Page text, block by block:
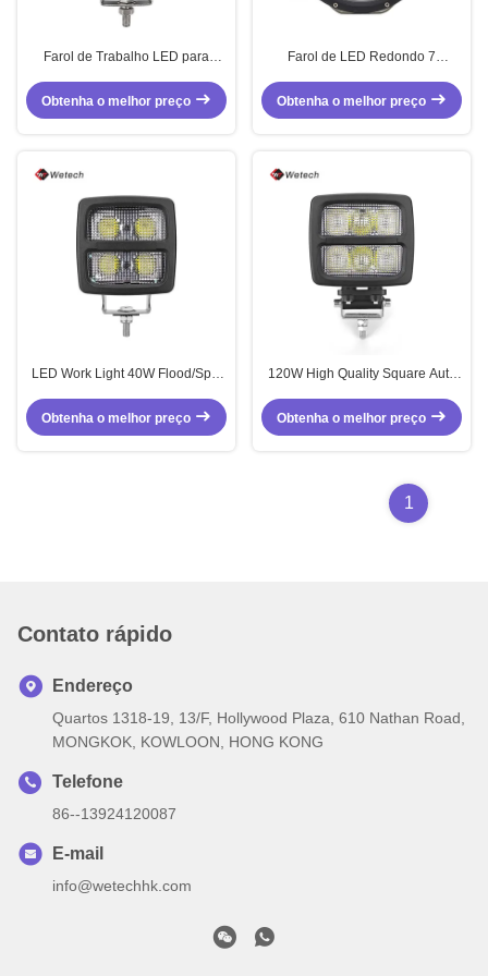
Farol de Trabalho LED para
com Cabeça Quadrada, Feixe de
Inundação/Foco
Obtenha o melhor preço
Farol de LED Redondo 7
Off-Road para Pick-up, SUV, ATV
Obtenha o melhor preço
LED Work Light 40W Flood/Spot
Duty Tractor Machinery Led Work
Light
Obtenha o melhor preço
120W High Quality Square Auto
Duty Work Light
Obtenha o melhor preço
1
Contato rápido
Endereço
Quartos 1318-19, 13/F, Hollywood Plaza, 610 Nathan Road,
MONGKOK, KOWLOON, HONG KONG
Telefone
86--13924120087
E-mail
info@wetechhk.com